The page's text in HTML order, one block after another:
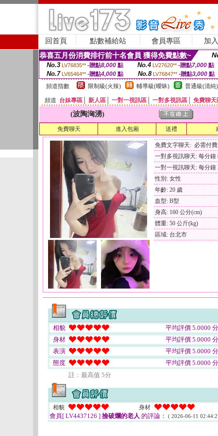
回首頁 點數補給站 會員專區 加
恭喜五月份消費排行前十名會員 獲得免費點數~
No.3 LV76835** -贈點8,000點 No.4 LV27620** -贈點7,000點
No.7 LV65464** -贈點4,000 點 No.8 LV76847** -贈點3,000 點
頻道指數
限制級(火辣) 輔導級(曖昧) 普通級(清純)
頻道 台妹專區 新人區 一對一視訊區 一對多視訊區 免費聊天
(波陶洶湧)
免費聊天 進入包廂 送禮
免費文字聊天: 必需付
一對多視訊聊天: 每分鐘
一對一視訊聊天: 每分鐘
性別: 女性
年齡: 20 歲
血型: B型
身高: 160 公分(cm)
體重: 50 公斤(kg)
區域: 台北市
相貌
平均評價 5.0000 分
身材
平均評價 5.0000 分
表演
平均評價 5.0000 分
態度
平均評價 5.0000 分
註﹕最高值 5分
相貌 身材
會員[ LV4437126 ] 撿破爛的老人 的評論： ( 2026-06-11